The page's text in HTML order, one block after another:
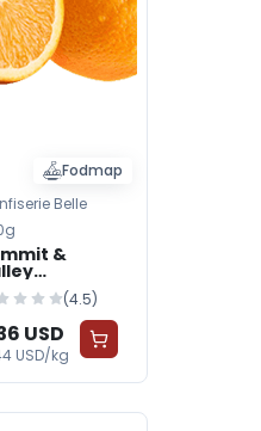
Fodmap
Belle
&
&
Bags —
(4.5)
USD
USD/kg